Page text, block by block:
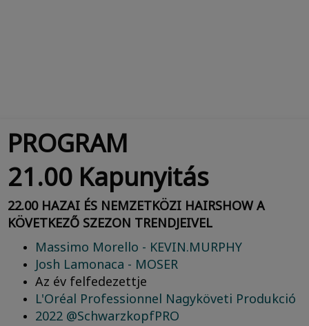
PROGRAM
21.00 Kapunyitás
22.00 HAZAI ÉS NEMZETKÖZI HAIRSHOW A
KÖVETKEZŐ SZEZON TRENDJEIVEL
Massimo Morello - KEVIN.MURPHY
Josh Lamonaca - MOSER
Az év felfedezettje
L'Oréal Professionnel Nagyköveti Produkció
2022 @SchwarzkopfPRO